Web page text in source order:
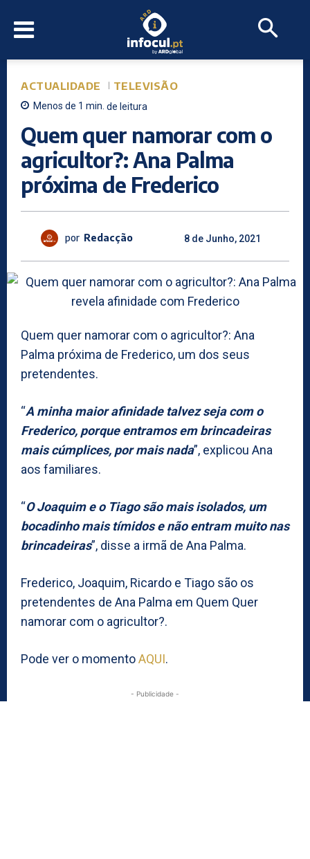
ACTUALIDADE TELEVISÃO
Menos de 1 min. de leitura
Quem quer namorar com o
agricultor?: Ana Palma
próxima de Frederico
por Redacção 8 de Junho, 2021
Quem quer namorar com o agricultor?: Ana
Palma próxima de Frederico, um dos seus
pretendentes.
“A minha maior afinidade talvez seja com o
Frederico, porque entramos em brincadeiras
mais cúmplices, por mais nada”, explicou Ana
aos familiares.
“O Joaquim e o Tiago são mais isolados, um
bocadinho mais tímidos e não entram muito nas
brincadeiras”, disse a irmã de Ana Palma.
Frederico, Joaquim, Ricardo e Tiago são os
pretendentes de Ana Palma em Quem Quer
namorar com o agricultor?.
Pode ver o momentoAQUI.
- Publicidade -